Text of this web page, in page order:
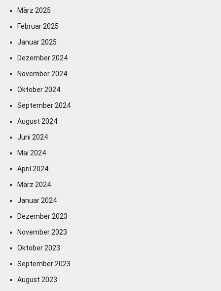
März 2025
Februar 2025
Januar 2025
Dezember 2024
November 2024
Oktober 2024
September 2024
August 2024
Juni 2024
Mai 2024
April 2024
März 2024
Januar 2024
Dezember 2023
November 2023
Oktober 2023
September 2023
August 2023